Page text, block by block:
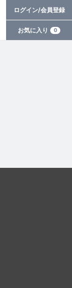
ログイン/会員登録
お気に入り 0